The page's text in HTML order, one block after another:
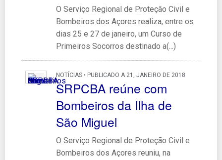
O Serviço Regional de Proteção Civil e
Bombeiros dos Açores realiza, entre os
dias 25 e 27 de janeiro, um Curso de
Primeiros Socorros destinado a(...)
NOTÍCIAS • PUBLICADO A 21, JANEIRO DE 2018
SRPCBA reúne com
Bombeiros da Ilha de
São Miguel
O Serviço Regional de Proteção Civil e
Bombeiros dos Açores reuniu, na